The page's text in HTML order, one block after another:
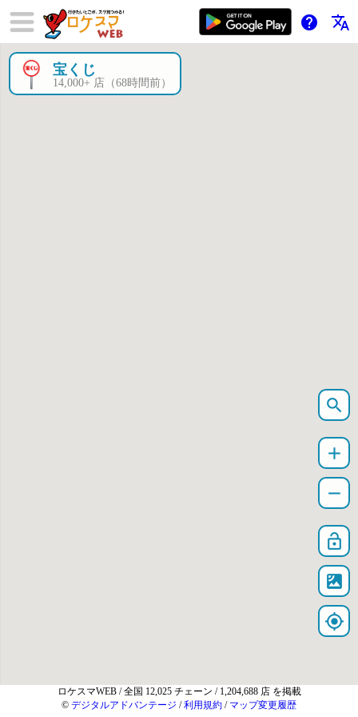
help translate
宝くじ
14,000+ 店（68時間前）
search
add
remove
lock_open
satellite
my_location
ロケスマWEB / 全国 12,025 チェーン / 1,204,688 店 を掲載
© デジタルアドバンテージ /利用規約 / マップ変更履歴